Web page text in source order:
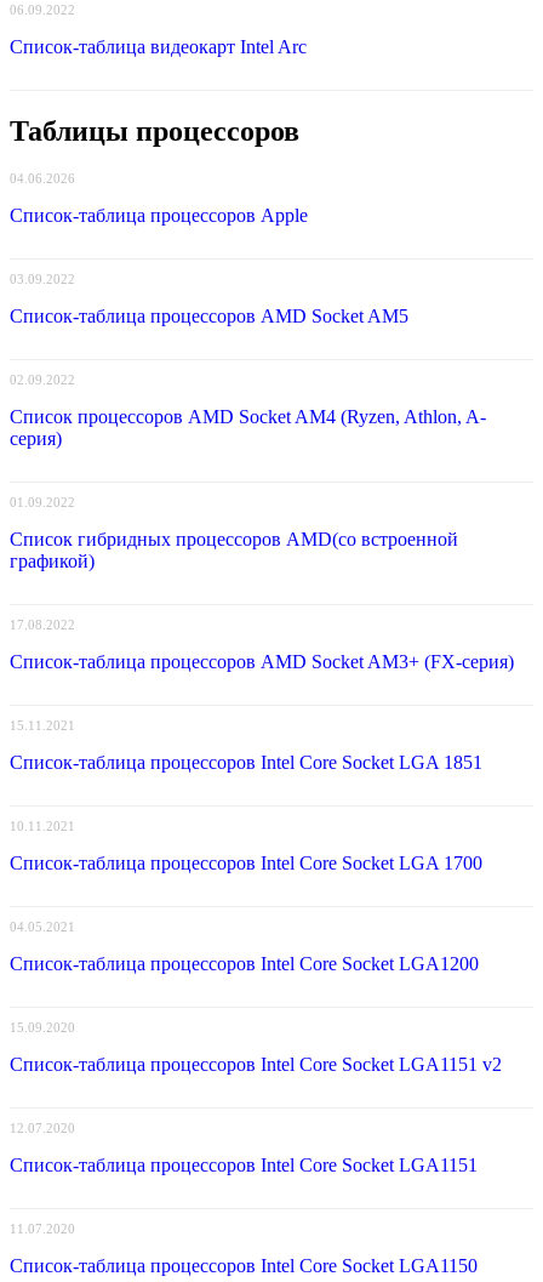
06.09.2022
Список-таблица видеокарт Intel Arc
Таблицы процессоров
04.06.2026
Список-таблица процессоров Apple
03.09.2022
Список-таблица процессоров AMD Socket AM5
02.09.2022
Список процессоров AMD Socket AM4 (Ryzen, Athlon, A-
серия)
01.09.2022
Список гибридных процессоров AMD(со встроенной
графикой)
17.08.2022
Список-таблица процессоров AMD Socket AM3+ (FX-серия)
15.11.2021
Список-таблица процессоров Intel Core Socket LGA 1851
10.11.2021
Список-таблица процессоров Intel Core Socket LGA 1700
04.05.2021
Список-таблица процессоров Intel Core Socket LGA1200
15.09.2020
Список-таблица процессоров Intel Core Socket LGA1151 v2
12.07.2020
Список-таблица процессоров Intel Core Socket LGA1151
11.07.2020
Список-таблица процессоров Intel Core Socket LGA1150